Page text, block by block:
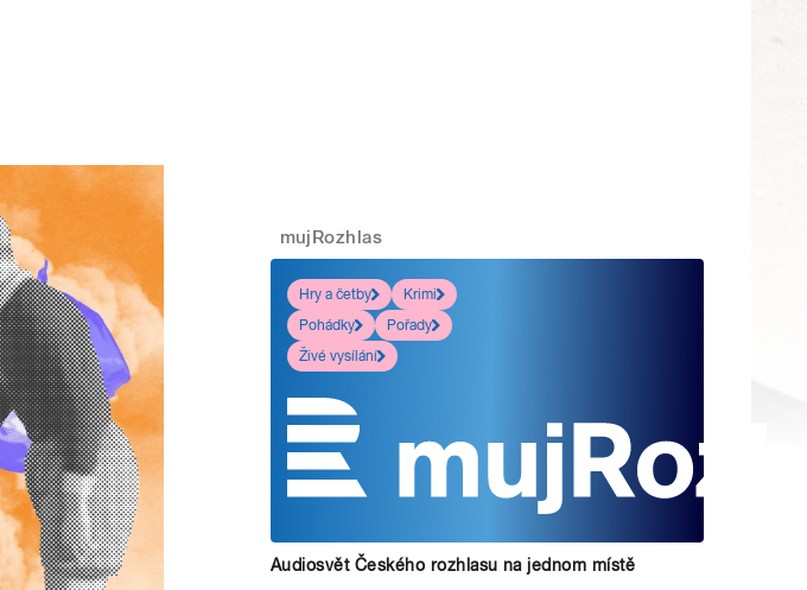
mujRozhlas
Hry a četby
Krimi
Pohádky
Pořady
Živé vysílání
Audiosvět Českého rozhlasu na jednom místě